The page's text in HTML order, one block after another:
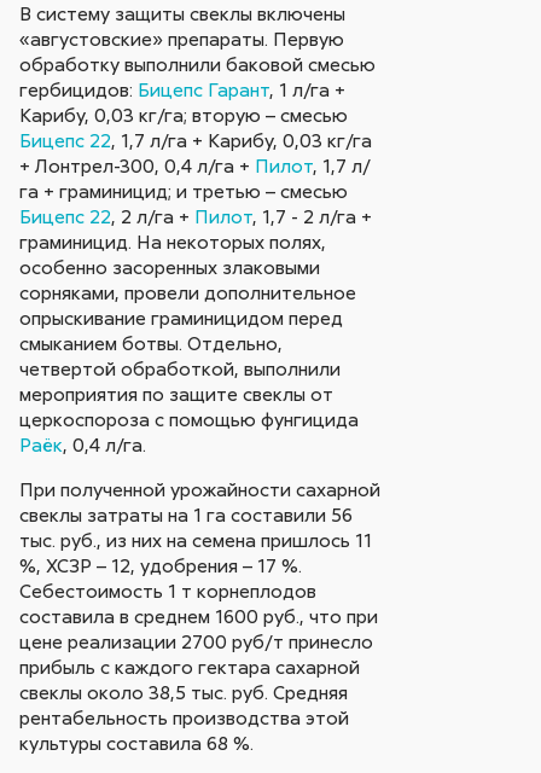
В систему защиты свеклы включены
«августовские» препараты. Первую
обработку выполнили баковой смесью
гербицидов: Бицепс Гарант, 1 л/га +
Карибу, 0,03 кг/га; вторую – смесью
Бицепс 22, 1,7 л/га + Карибу, 0,03 кг/га
+ Лонтрел-300, 0,4 л/га + Пилот, 1,7 л/
га + граминицид; и третью – смесью
Бицепс 22, 2 л/га + Пилот, 1,7 - 2 л/га +
граминицид. На некоторых полях,
особенно засоренных злаковыми
сорняками, провели дополнительное
опрыскивание граминицидом перед
смыканием ботвы. Отдельно,
четвертой обработкой, выполнили
мероприятия по защите свеклы от
церкоспороза с помощью фунгицида
Раёк, 0,4 л/га.
При полученной урожайности сахарной
свеклы затраты на 1 га составили 56
тыс. руб., из них на семена пришлось 11
%, ХСЗР – 12, удобрения – 17 %.
Себестоимость 1 т корнеплодов
составила в среднем 1600 руб., что при
цене реализации 2700 руб/т принесло
прибыль с каждого гектара сахарной
свеклы около 38,5 тыс. руб. Средняя
рентабельность производства этой
культуры составила 68 %.